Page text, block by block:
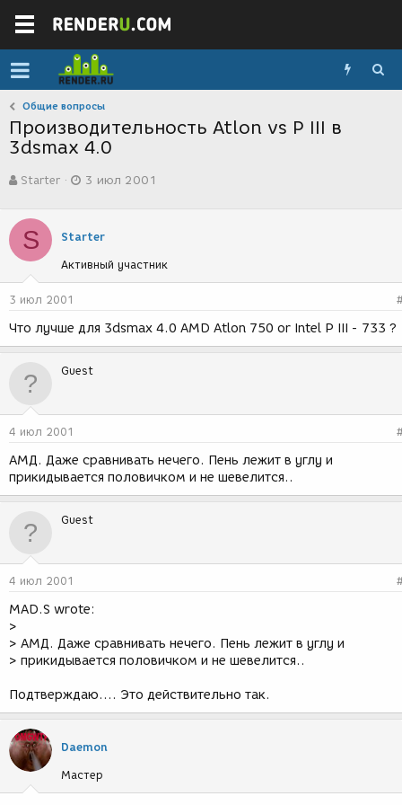
Общие вопросы
Производительность Atlon vs P III в
3dsmax 4.0
в
о
р
т
е
м
ы
Starter
а
с
з
д
и
я
3 июл 2001
S Starter
Активный участник
3 июл 2001
Что лучше для 3dsmax 4.0 AMD Atlon 750 or Intel P III - 733 ?
Guest
4 июл 2001
АМД. Даже сравнивать нечего. Пень лежит в углу и
прикидывается половичком и не шевелится..
Guest
4 июл 2001
MAD.S wrote:
>
> АМД. Даже сравнивать нечего. Пень лежит в углу и
> прикидывается половичком и не шевелится..
Подтверждаю.... Это действительно так.
Daemon
Мастер